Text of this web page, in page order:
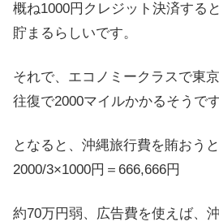
概ね1000円クレジット決済する
貯まるらしいです。
それで、エコノミークラスで東
往復で2000マイルかかるそうです
となると、沖縄旅行費を賄おうと
2000/3×1000円＝666,666円
約70万円弱、広告費を使えば、